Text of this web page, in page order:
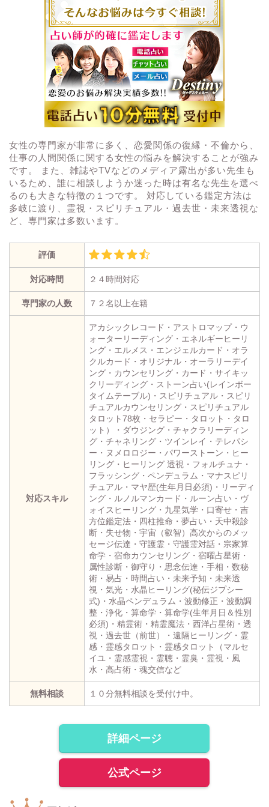
女性の専門家が非常に多く、恋愛関係の復縁・不倫から、
仕事の人間関係に関する女性の悩みを解決することが強み
です。 また、雑誌やTVなどのメディア露出が多い先生も
いるため、誰に相談しようか迷った時は有名な先生を選べ
るのも大きな特徴の１つです。 対応している鑑定方法は
多岐に渡り、霊視・スピリチュアル・過去世・未来透視な
ど、専門家は多数います。
評価
対応時間 ２４時間対応
専門家の人数 ７２名以上在籍
対応スキル
アカシックレコード・アストロマップ・ウ
ォーターリーディング・エネルギーヒーリ
ング・エルメス・エンジェルカード・オラ
クルカード・オリジナル・オーラリーデイ
ング・カウンセリング・カード・サイキッ
クリーディング・ストーン占い(レインボー
タイムテーブル)・スピリチュアル・スピリ
チュアルカウンセリング・スピリチュアル
タロット78枚・セラピー・タロット・タロ
ット）・ダウジング・チャクラリーディン
グ・チャネリング・ツインレイ・テレパシ
ー・ヌメロロジー・パワーストーン・ヒー
リング・ヒーリング 透視・フォルチュナ・
フラッシング・ペンデュラム・マナスピリ
チュアル・マヤ歴(生年月日必須)・リーディ
ング・ルノルマンカード・ルーン占い・ヴ
ォイスヒーリング・九星気学・口寄せ・吉
方位鑑定法・四柱推命・夢占い・天中殺診
断・失せ物・宇宙（叡智）高次からのメッ
セージ伝達・守護霊・守護霊対話・宗家算
命学・宿命カウンセリング・宿曜占星術・
属性診断・御守り・思念伝達・手相・数秘
術・易占・時間占い・未来予知・未来透
視・気光・水晶ヒーリング(秘伝ジプシー
式)・水晶ペンデュラム・波動修正・波動調
整・浄化・算命学・算命学(生年月日＆性別
必須)・精霊術・精霊魔法・西洋占星術・透
視・過去世（前世）・遠隔ヒーリング・霊
感・霊感タロット・霊感タロット（マルセ
イユ・霊感霊視・霊聴・霊臭・霊視・風
水・高占術・魂交信など
無料相談 １０分無料相談を受付け中。
詳細ページ
公式ページ